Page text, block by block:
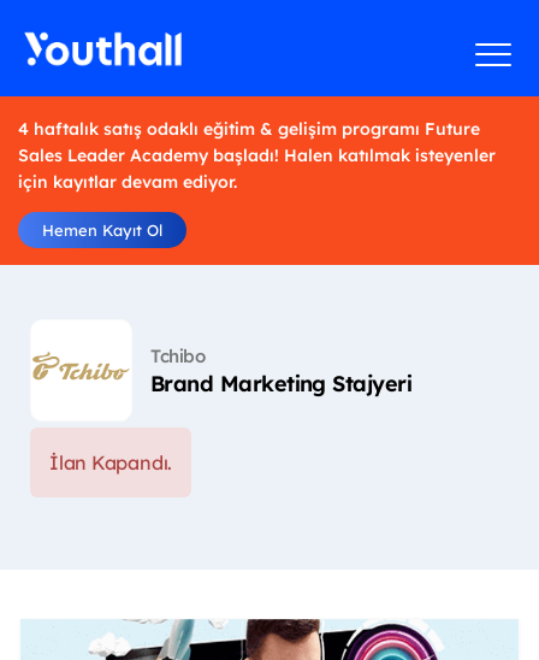
4 haftalık satış odaklı eğitim & gelişim programı Future
Sales Leader Academy başladı! Halen katılmak isteyenler
için kayıtlar devam ediyor.
Hemen Kayıt Ol
Tchibo
Brand Marketing Stajyeri
İlan Kapandı.